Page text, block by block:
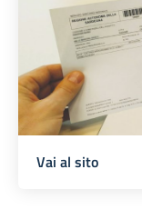
Vai al sito